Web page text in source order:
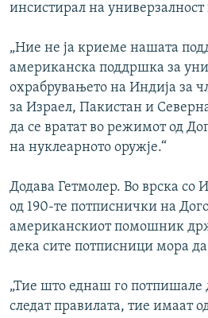
инсистирал на универзалност
„Ние не ја криеме нашата
американска поддршка за
охрабрувањето на Индија за
за Израел, Пакистан и
да се вратат во режимот од
на нуклеарното оружје.“
Додава Гетмолер. Во врска со
од 190-те потписнички на
американскиот помошник
дека сите потписници мора да
„Тие што еднаш го потпишале
следат правилата, тие имаат